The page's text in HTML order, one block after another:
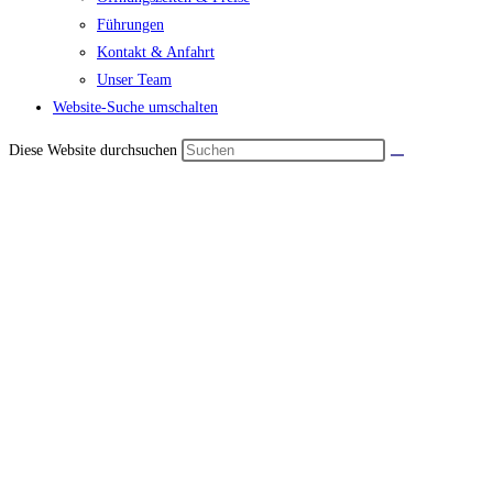
Führungen
Kontakt & Anfahrt
Unser Team
Website-Suche umschalten
Diese Website durchsuchen